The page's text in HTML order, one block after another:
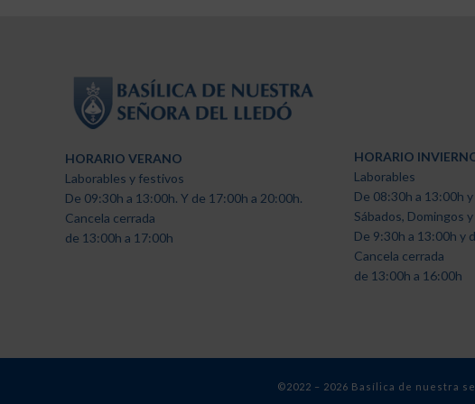
HORARIO VERANO
Laborables y festivos
De 09:30h a 13:00h. Y de 17:00h a 20:00h.
Cancela cerrada
de 13:00h a 17:00h
HORARIO
Laborables
De 08:30h a 13:00h
Sábados, Domingos
De 9:30h a 13:00h y
Cancela cerrada
de 13:00h a 16:00h
©2022 – 2026 Basílica de nuestra